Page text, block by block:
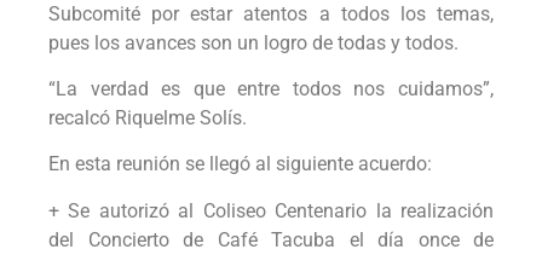
Subcomité por estar atentos a todos los temas,
pues los avances son un logro de todas y todos.
“La verdad es que entre todos nos cuidamos”,
recalcó Riquelme Solís.
En esta reunión se llegó al siguiente acuerdo:
+ Se autorizó al Coliseo Centenario la realización
del Concierto de Café Tacuba el día once de